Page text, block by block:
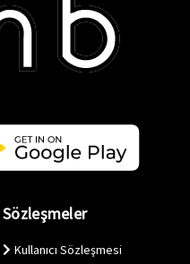
Sözleşmeler
Kullanıcı Sözleşmesi